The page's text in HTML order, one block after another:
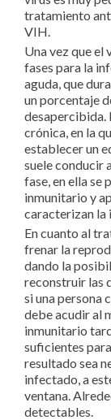
tratamiento
VIH.
Una vez que el
fases para la
aguda, que
un porcentaje
desapercibida.
crónica, en la
establecer un
suele conducir
fase, en ella se
inmunitario y
caracterizan la
En cuanto al
frenar la
dando la
reconstruir las
si una persona
debe acudir al
inmunitario
suficientes
resultado sea
infectado, a
ventana.
detectables.